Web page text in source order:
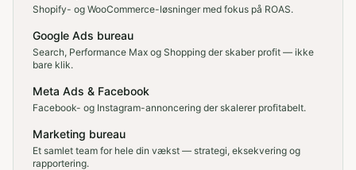
Shopify- og WooCommerce-løsninger med fokus på ROAS.
Google Ads bureau
Search, Performance Max og Shopping der skaber profit — ikke
bare klik.
Meta Ads & Facebook
Facebook- og Instagram-annoncering der skalerer profitabelt.
Marketing bureau
Et samlet team for hele din vækst — strategi, eksekvering og
rapportering.